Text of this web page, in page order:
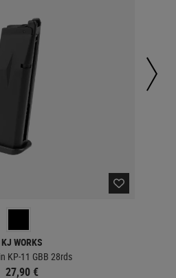
KJ WORKS
KP-11 GBB 28rds
27,90 €